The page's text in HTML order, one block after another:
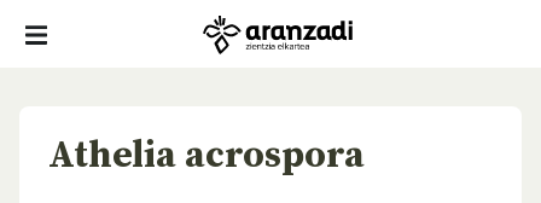
Athelia acrospora